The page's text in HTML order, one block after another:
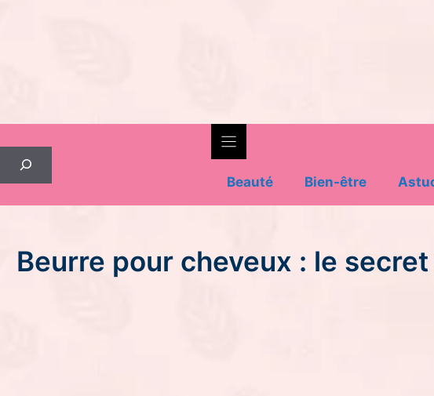
Beauté
Bien-être
Beurre pour cheveux : le